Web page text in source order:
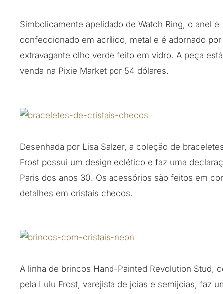
Simbolicamente apelidado de Watch Ring, o anel é
confeccionado em acrílico, metal e é adornado por
extravagante olho verde feito em vidro. A peça
venda na Pixie Market por 54 dólares.
Desenhada por Lisa Salzer, a coleção de
Frost possui um design eclético e faz uma
Paris dos anos 30. Os acessórios são feitos em
detalhes em cristais checos.
A linha de brincos Hand-Painted Revolution Stud,
pela Lulu Frost, varejista de joias e semijoias, faz